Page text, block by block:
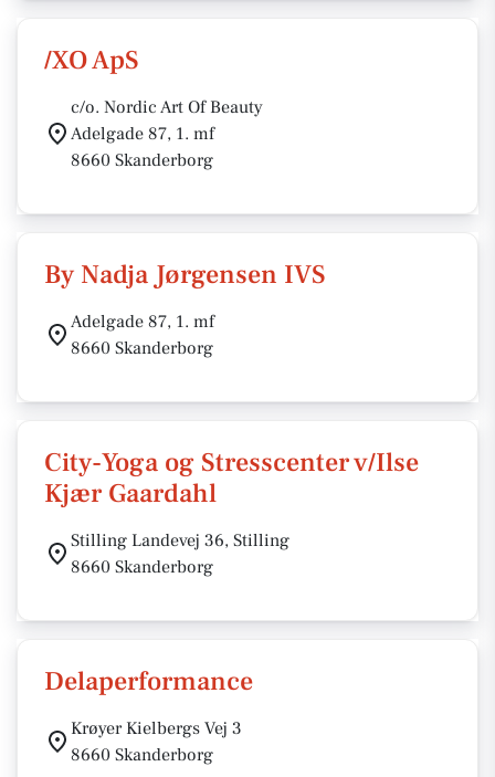
/XO ApS
c/o. Nordic Art Of Beauty
Adelgade 87, 1. mf
8660 Skanderborg
By Nadja Jørgensen IVS
Adelgade 87, 1. mf
8660 Skanderborg
City-Yoga og Stresscenter v/Ilse
Kjær Gaardahl
Stilling Landevej 36, Stilling
8660 Skanderborg
Delaperformance
Krøyer Kielbergs Vej 3
8660 Skanderborg